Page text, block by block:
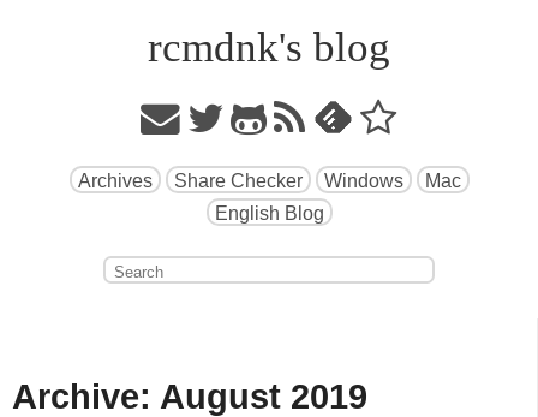
rcmdnk's blog
Archives Share Checker Windows
Mac
English Blog
Archive: August 2019